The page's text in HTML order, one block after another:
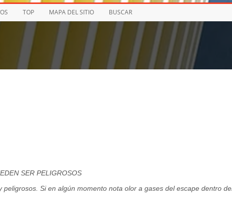
TOP MAPA DEL SITIO BUSCAR
SER PELIGROSOS
Si en algún momento nota olor a gases del escape dentro